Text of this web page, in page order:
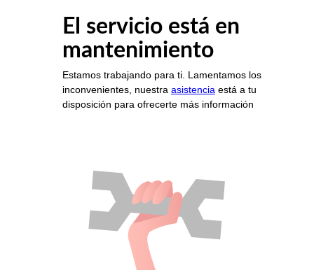
El servicio está en
mantenimiento
Estamos trabajando para ti. Lamentamos los
inconvenientes, nuestra asistencia está a tu
disposición para ofrecerte más información